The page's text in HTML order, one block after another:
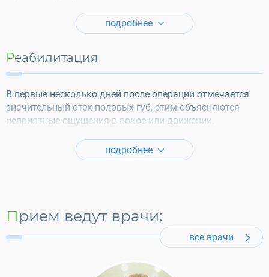
подробнее
Реабилитация
В первые несколько дней после операции отмечается
значительный отек половых губ, этим объясняются
неприятные ощущения в покое или движении.
подробнее
Прием ведут врачи:
все врачи